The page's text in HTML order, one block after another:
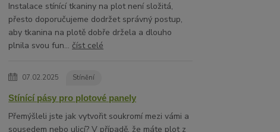
Instalace stínící tkaniny na plot není složitá,
přesto doporučujeme dodržet správný postup,
aby tkanina na plotě dobře držela a dlouho
plnila svou fun...číst celé
07.02.2025 Stínění
Stínící pásy pro plotové panely
Přemýšleli jste jak vytvořit soukromí mezi vámi a
sousedem nebo ulicí? V případě, že máte plot z